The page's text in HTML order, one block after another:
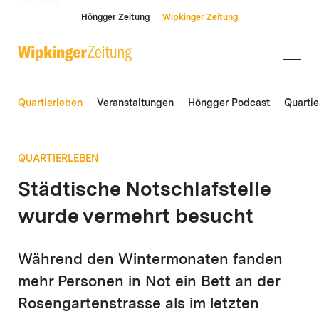
Höngger Zeitung Wipkinger Zeitung
Quartierleben Veranstaltungen Höngger Podcast
QUARTIERLEBEN
Städtische Notschlafstelle
wurde vermehrt besucht
Während den Wintermonaten fanden
mehr Personen in Not ein Bett an der
Rosengartenstrasse als im letzten